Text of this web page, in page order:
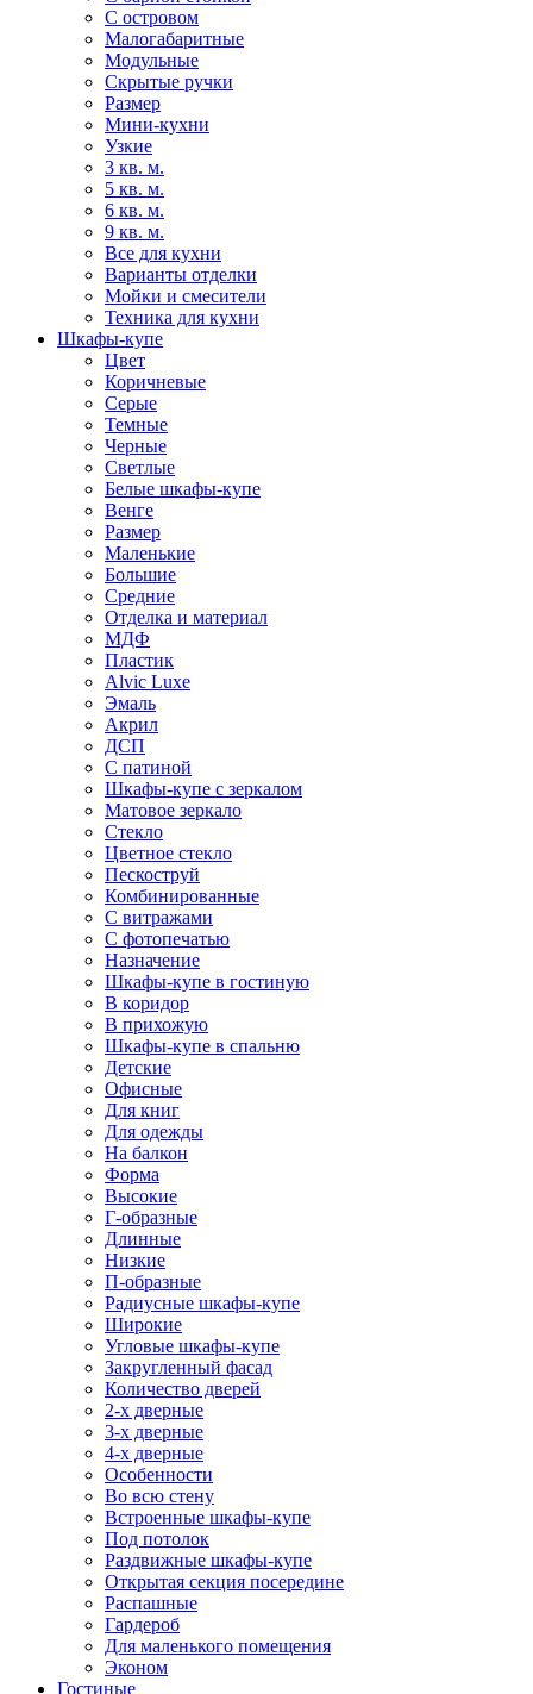
С островом
Малогабаритные
Модульные
Скрытые ручки
Размер
Мини-кухни
Узкие
3 кв. м.
5 кв. м.
6 кв. м.
9 кв. м.
Все для кухни
Варианты отделки
Мойки и смесители
Техника для кухни
Шкафы-купе
Цвет
Коричневые
Серые
Темные
Черные
Светлые
Белые шкафы-купе
Венге
Размер
Маленькие
Большие
Средние
Отделка и материал
МДФ
Пластик
Alvic Luxe
Эмаль
Акрил
ДСП
С патиной
Шкафы-купе с зеркалом
Матовое зеркало
Стекло
Цветное стекло
Пескоструй
Комбинированные
С витражами
С фотопечатью
Назначение
Шкафы-купе в гостиную
В коридор
В прихожую
Шкафы-купе в спальню
Детские
Офисные
Для книг
Для одежды
На балкон
Форма
Высокие
Г-образные
Длинные
Низкие
П-образные
Радиусные шкафы-купе
Широкие
Угловые шкафы-купе
Закругленный фасад
Количество дверей
2-х дверные
3-х дверные
4-х дверные
Особенности
Во всю стену
Встроенные шкафы-купе
Под потолок
Раздвижные шкафы-купе
Открытая секция посередине
Распашные
Гардероб
Для маленького помещения
Эконом
Гостиные